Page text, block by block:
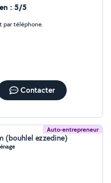
: 5/5
par téléphone.
Contacter
Auto-entrepreneur
(bouhlel ezzedine)